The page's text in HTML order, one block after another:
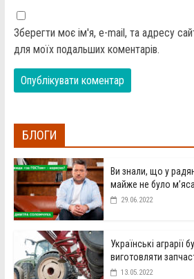
Зберегти моє ім'я, e-mail, та адресу
для моїх подальших коментарів.
БЛОГИ
Ви знали, що у
майже не було
29.06.2022
Українські аграрії
виготовляти
13.05.2022